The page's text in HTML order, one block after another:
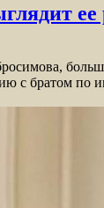
ее
с братом